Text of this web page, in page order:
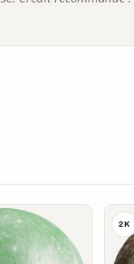
2K